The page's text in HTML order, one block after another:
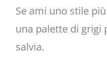
Se ami uno stile
una palette di grigi
salvia.